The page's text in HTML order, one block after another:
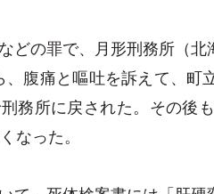
どの罪で、月形刑務所（
腹痛と嘔吐を訴えて、町
務所に戻された。その後
なった。